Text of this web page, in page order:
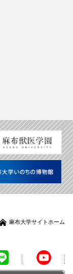
麻布大学サイトホーム